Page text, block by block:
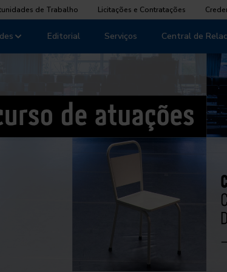
de Trabalho Licitações e Contratações
Editorial Serviços Central de